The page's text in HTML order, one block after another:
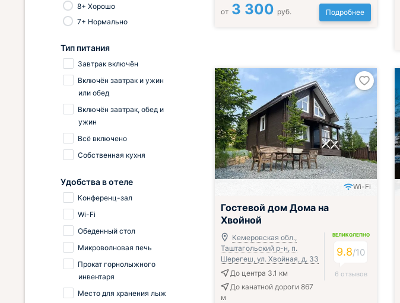
от 3 300 руб. Подробнее
Wi-Fi
Гостевой дом Дома на
Хвойной
Кемеровская обл.,
Таштагольский р-н, п.
Шерегеш, ул. Хвойная, д. 33
До центра 3.1 км
До канатной дороги 867
м
ВЕЛИКОЛЕПНО
9.8/10
6 отзывов
8+ Хорошо
7+ Нормально
Тип питания
Завтрак включён
Включён завтрак и ужин
или обед
Включён завтрак, обед и
ужин
Всё включено
Собственная кухня
Удобства в отеле
Конференц-зал
Wi-Fi
Обеденный стол
Микроволновая печь
Прокат горнолыжного
инвентаря
Место для хранения лыж